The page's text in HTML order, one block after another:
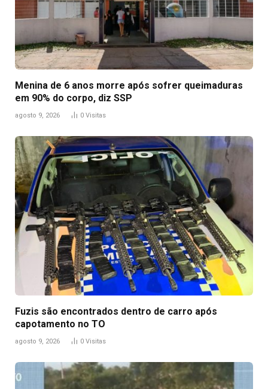
Menina de 6 anos morre após sofrer queimaduras
em 90% do corpo, diz SSP
agosto 9, 2026 0 Visitas
Fuzis são encontrados dentro de carro após
capotamento no TO
agosto 9, 2026 0 Visitas